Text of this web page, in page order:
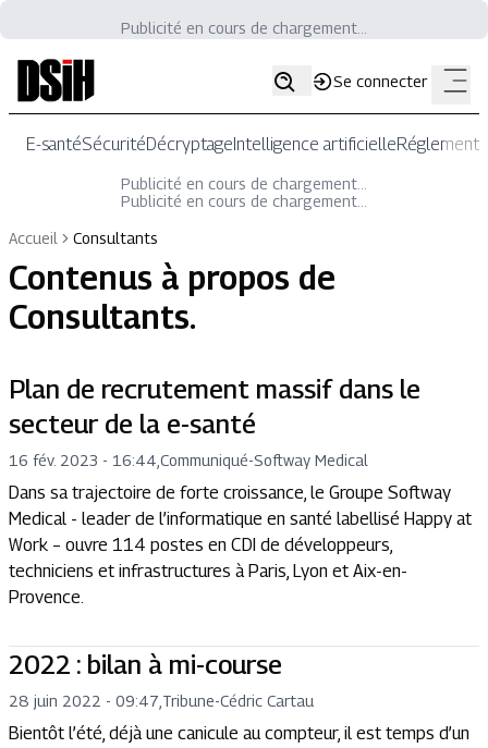
Publicité en cours de chargement...
Se connecter
E-santéSécuritéDécryptageIntelligence artificielle
Publicité en cours de chargement...
Publicité en cours de chargement...
Accueil
Consultants
Contenus à propos de
Consultants.
Plan de recrutement massif dans le
secteur de la e-santé
16 fév. 2023 - 16:44 Communiqué-Softway Medical
Dans sa trajectoire de forte croissance, le Groupe Softway
Medical - leader de l’informatique en santé labellisé Happy at
Work – ouvre 114 postes en CDI de développeurs,
techniciens et infrastructures à Paris, Lyon et Aix-en-
Provence.
2022 : bilan à mi-course
28 juin 2022 - 09:47 Tribune-Cédric Cartau
Bientôt l’été, déjà une canicule au compteur, il est temps d’un